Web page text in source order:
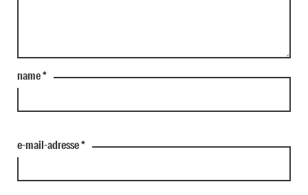
name*
e-mail-adresse*